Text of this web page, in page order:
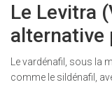
Le Levitra
alternative
Le vardénafil, sous la
comme le sildénafil,